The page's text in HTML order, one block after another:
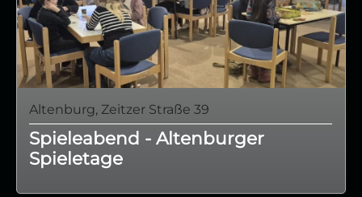
Altenburg, Zeitzer Straße 39
Spieleabend - Altenburger
Spieletage